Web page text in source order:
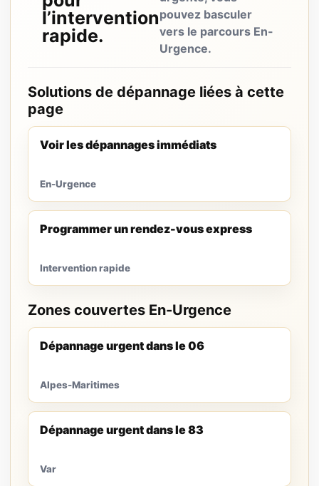
l’intervention
rapide.
pouvez basculer
vers le parcours En-
Urgence.
Solutions de dépannage liées à cette
page
Voir les dépannages immédiats
En-Urgence
Programmer un rendez-vous express
Intervention rapide
Zones couvertes En-Urgence
Dépannage urgent dans le 06
Alpes-Maritimes
Dépannage urgent dans le 83
Var